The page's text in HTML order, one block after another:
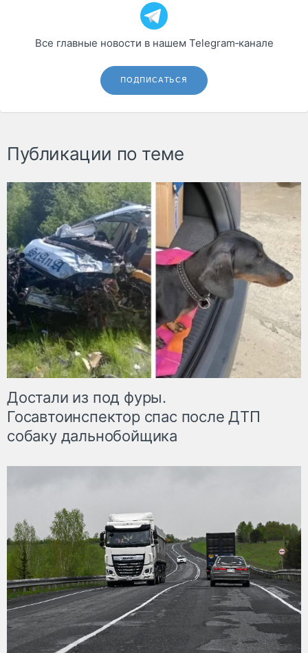
Все главные новости в нашем Telegram‑канале
ПОДПИСАТЬСЯ
Публикации по теме
Достали из под фуры.
Госавтоинспектор спас после ДТП
собаку дальнобойщика